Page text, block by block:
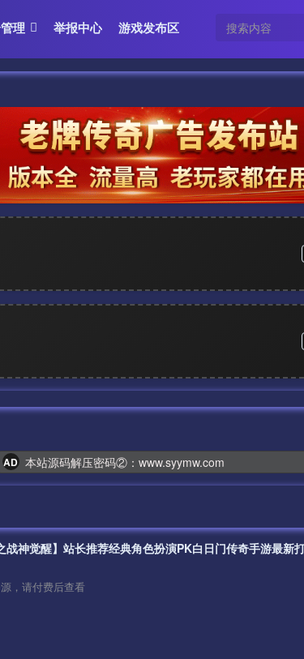
理 举报中心 游戏发布区
AD 本站源码解压密码②：www.syymw.com
，请付费后查看